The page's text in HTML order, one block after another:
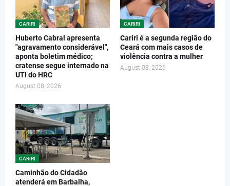
CARIRI
Huberto Cabral apresenta
"agravamento considerável",
aponta boletim médico;
cratense segue internado na
UTI do HRC
August 08, 2026
CARIRI
Cariri é a segunda região do
Ceará com mais casos de
violência contra a mulher
August 08, 2026
CARIRI
Caminhão do Cidadão
atenderá em Barbalha,